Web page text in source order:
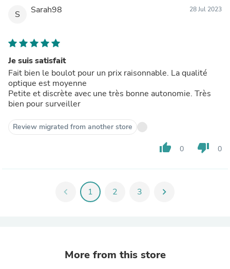
S Sarah98 28 Jul 2023
Je suis satisfait
Fait bien le boulot pour un prix raisonnable. La qualité
optique est moyenne
Petite et discrète avec une très bonne autonomie. Très
bien pour surveiller
Review migrated from another store
thumb_up 0 thumb_down 0
chevron_left 1 2 3 chevron_right
More from this store